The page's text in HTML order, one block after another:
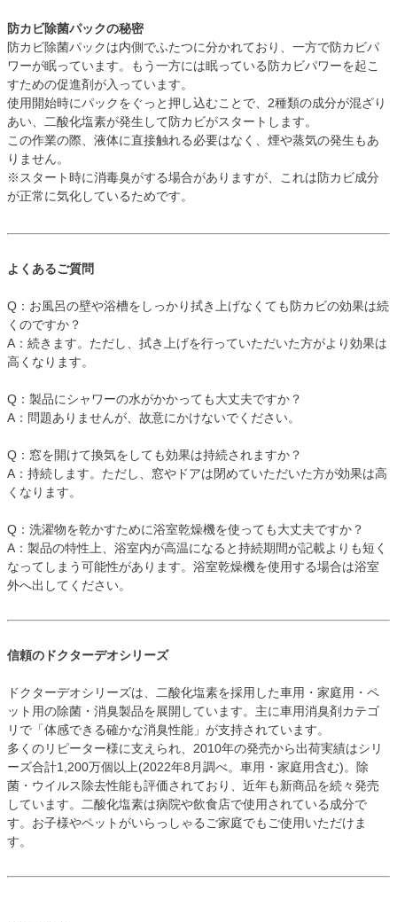
防カビ除菌パックの秘密
防カビ除菌パックは内側でふたつに分かれており、一方で防カビパ
ワーが眠っています。もう一方には眠っている防カビパワーを起こ
すための促進剤が入っています。
使用開始時にパックをぐっと押し込むことで、2種類の成分が混ざり
あい、二酸化塩素が発生して防カビがスタートします。
この作業の際、液体に直接触れる必要はなく、煙や蒸気の発生もあ
りません。
※スタート時に消毒臭がする場合がありますが、これは防カビ成分
が正常に気化しているためです。
よくあるご質問
Q：お風呂の壁や浴槽をしっかり拭き上げなくても防カビの効果は続
くのですか？
A：続きます。ただし、拭き上げを行っていただいた方がより効果は
高くなります。
Q：製品にシャワーの水がかかっても大丈夫ですか？
A：問題ありませんが、故意にかけないでください。
Q：窓を開けて換気をしても効果は持続されますか？
A：持続します。ただし、窓やドアは閉めていただいた方が効果は高
くなります。
Q：洗濯物を乾かすために浴室乾燥機を使っても大丈夫ですか？
A：製品の特性上、浴室内が高温になると持続期間が記載よりも短く
なってしまう可能性があります。浴室乾燥機を使用する場合は浴室
外へ出してください。
信頼のドクターデオシリーズ
ドクターデオシリーズは、二酸化塩素を採用した車用・家庭用・ペ
ット用の除菌・消臭製品を展開しています。主に車用消臭剤カテゴ
リで「体感できる確かな消臭性能」が支持されています。
多くのリピーター様に支えられ、2010年の発売から出荷実績はシリ
ーズ合計1,200万個以上(2022年8月調べ。車用・家庭用含む)。除
菌・ウイルス除去性能も評価されており、近年も新商品を続々発売
しています。二酸化塩素は病院や飲食店で使用されている成分で
す。お子様やペットがいらっしゃるご家庭でもご使用いただけま
す。